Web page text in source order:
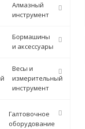
Алмазный
инструмент
Бормашины
и аксессуары
Весы и
измерительный
инструмент
Галтовочное
оборудование